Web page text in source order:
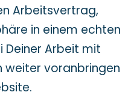
Arbeitsvertrag,
in einem echten
Deiner Arbeit mit
weiter voranbringen